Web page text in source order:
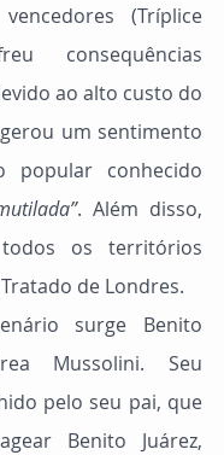
(Tríplice
consequências
ao alto custo do
um sentimento
popular conhecido
. Além disso,
os territórios
de Londres.
Mussolini. Seu
pelo seu pai, que
Benito Juárez,